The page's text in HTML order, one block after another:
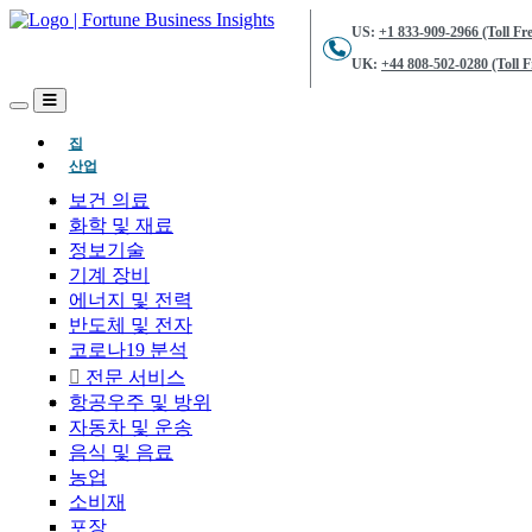
US: +1 833-909-2966 (Toll
UK: +44 808-502-0280 (Toll
집(현재의)
산업
보건 의료
화학 및 재료
정보기술
기계 장비
에너지 및 전력
반도체 및 전자
코로나19 분석
전문 서비스
항공우주 및 방위
자동차 및 운송
음식 및 음료
농업
소비재
포장